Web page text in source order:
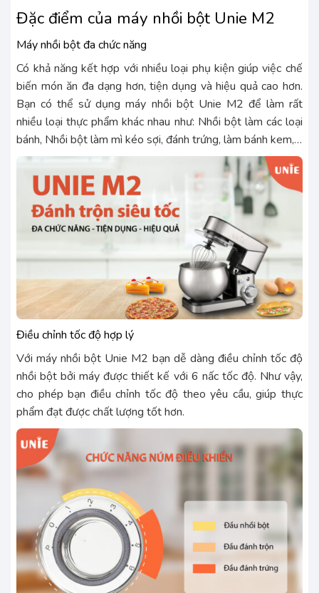
Đặc điểm của máy nhồi bột Unie M2
Máy nhồi bột đa chức năng
Có khả năng kết hợp với nhiều loại phụ kiện giúp việc chế
biến món ăn đa dạng hơn, tiện dụng và hiệu quả cao hơn.
Bạn có thể sử dụng máy nhồi bột Unie M2 để làm rất
nhiều loại thực phẩm khác nhau như: Nhồi bột làm các loại
bánh, Nhồi bột làm mì kéo sợi, đánh trứng, làm bánh kem,…
Điều chỉnh tốc độ hợp lý
Với máy nhồi bột Unie M2 bạn dễ dàng điều chỉnh tốc độ
nhồi bột bởi máy được thiết kế với 6 nấc tốc độ. Như vậy,
cho phép bạn điều chỉnh tốc độ theo yêu cầu, giúp thực
phẩm đạt được chất lượng tốt hơn.